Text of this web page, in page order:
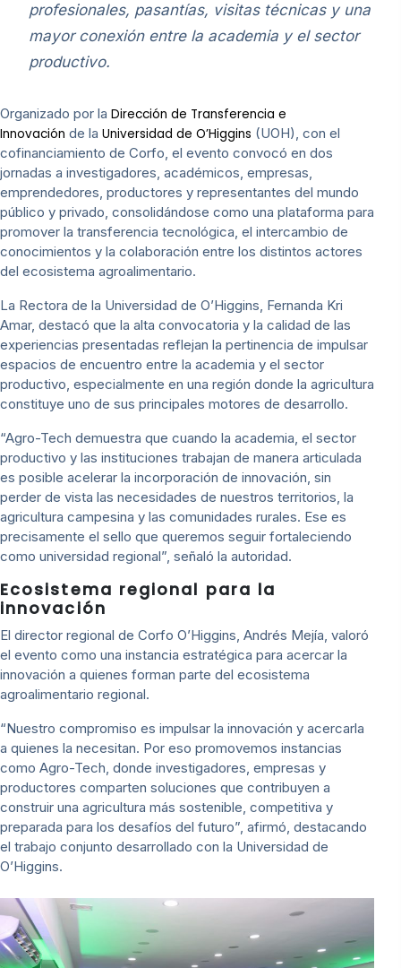
profesionales, pasantías, visitas técnicas y una
mayor conexión entre la academia y el sector
productivo.
Organizado por la Dirección de Transferencia e
Innovación de la Universidad de O’Higgins (UOH), con el
cofinanciamiento de Corfo, el evento convocó en dos
jornadas a investigadores, académicos, empresas,
emprendedores, productores y representantes del mundo
público y privado, consolidándose como una plataforma para
promover la transferencia tecnológica, el intercambio de
conocimientos y la colaboración entre los distintos actores
del ecosistema agroalimentario.
La Rectora de la Universidad de O’Higgins, Fernanda Kri
Amar, destacó que la alta convocatoria y la calidad de las
experiencias presentadas reflejan la pertinencia de impulsar
espacios de encuentro entre la academia y el sector
productivo, especialmente en una región donde la agricultura
constituye uno de sus principales motores de desarrollo.
“Agro-Tech demuestra que cuando la academia, el sector
productivo y las instituciones trabajan de manera articulada
es posible acelerar la incorporación de innovación, sin
perder de vista las necesidades de nuestros territorios, la
agricultura campesina y las comunidades rurales. Ese es
precisamente el sello que queremos seguir fortaleciendo
como universidad regional”, señaló la autoridad.
Ecosistema regional para la
innovación
El director regional de Corfo O’Higgins, Andrés Mejía, valoró
el evento como una instancia estratégica para acercar la
innovación a quienes forman parte del ecosistema
agroalimentario regional.
“Nuestro compromiso es impulsar la innovación y acercarla
a quienes la necesitan. Por eso promovemos instancias
como Agro-Tech, donde investigadores, empresas y
productores comparten soluciones que contribuyen a
construir una agricultura más sostenible, competitiva y
preparada para los desafíos del futuro”, afirmó, destacando
el trabajo conjunto desarrollado con la Universidad de
O’Higgins.